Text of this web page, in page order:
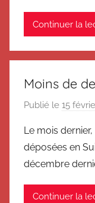
Continuer la
Moins de
Publié le 15
Le mois
déposées en
décembre
Continuer la